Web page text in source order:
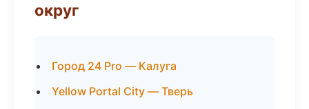
округ
Город 24 Pro — Калуга
Yellow Portal City — Тверь